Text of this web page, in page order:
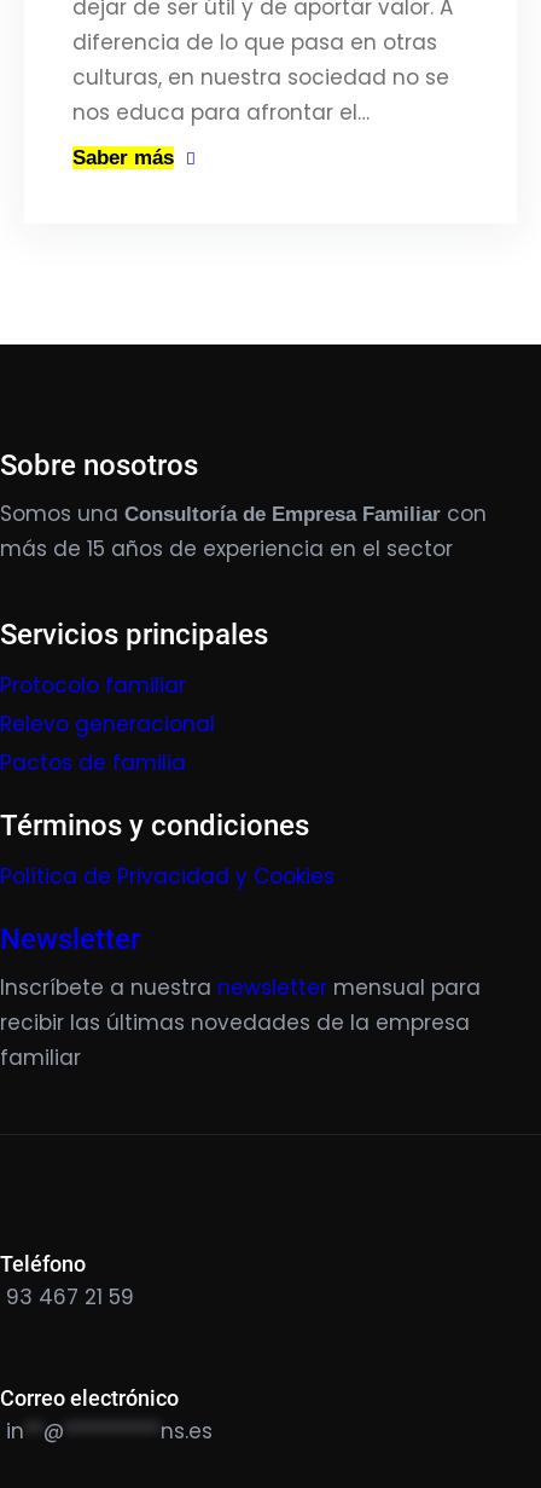
dejar de ser útil y de aportar valor. A
diferencia de lo que pasa en otras
culturas, en nuestra sociedad no se
nos educa para afrontar el…
Saber más
Sobre nosotros
Somos una Consultoría de Empresa Familiar con
más de 15 años de experiencia en el sector
Servicios principales
Protocolo familiar
Relevo generacional
Pactos de familia
Términos y condiciones
Política de Privacidad y Cookies
Newsletter
Inscríbete a nuestra newsletter mensual para
recibir las últimas novedades de la empresa
familiar
Teléfono
93 467 21 59
Correo electrónico
in @ ********** ns.es